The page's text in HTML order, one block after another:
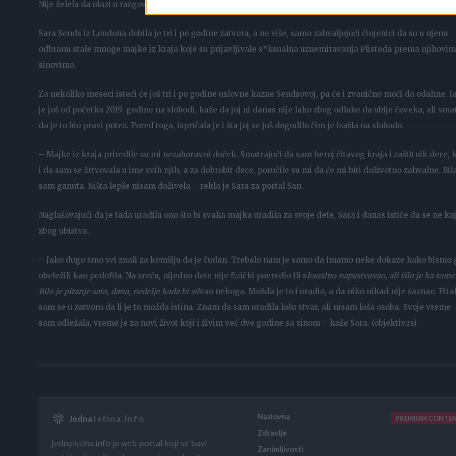
Nije želela da ulazi u razgovor s komšijom. Samo je uzela kuhinjski nož, otišla mu je na vrata i izbola ga
Sara Sends iz Londona dobila je tri i po godine zatvora, a ne više, samo zahvaljujući činjenici da su u njenu
odbranu stale mnoge majke iz kraja koje su prijavljivale s*ksualna uznemiravanja Plisteda prema njihovim
sinovima.
Za nekoliko meseci isteći će još tri i po godine uslovne kazne Sendsovoj, pa će i zvanično moći da odahne.
je još od početka 2019. godine na slobodi, kaže da joj ni danas nije lako zbog odluke da ubije čoveka, ali
da je to bio pravi potez. Pored toga, ispričala je i šta joj se još dogodilo čim je izašla na slobodu.
– Majke iz kraja priredile su mi nezaboravni doček. Smatrajući da sam heroj čitavog kraja i zaštitnik dece,
i da sam se žrtvovala u ime svih njih, a za dobrobit dece, poručile su mi da će mi biti doživotno zahvalne.
sam ganuta. Ništa lepše nisam doživela – rekla je Sara za portal San.
Naglašavajući da je tada uradila ono što bi svaka majka uradila za svoje dete, Sara i danas ističe da se ne
zbog ubistva.
– Jako dugo smo svi znali za komšiju da je čudan. Trebalo nam je samo da imamo neke dokaze kako bismo
obeležili kao pedofila. Na sreću, nijedno dete nije fizički povredio ili sksualno napastvovao, ali išlo je ka tome.
Bilo je pitanje sata, dana, nedelje kada bi silvao nekoga. Možda je to i uradio, a da niko nikad nije saznao.
sam se u zatvoru da li je to možda istina. Znam da sam uradila lošu stvar, ali nisam loša osoba. Svoje vreme
sam odležala, vreme je za novi život koji i živim već dve godine sa sinom – kaže Sara. (objektiv.rs)
Jedna Istina.info
Jednaistina.info je web portal koji se bavi
Naslovna
Zdravlje
Zanimljivosti
PREMIUM